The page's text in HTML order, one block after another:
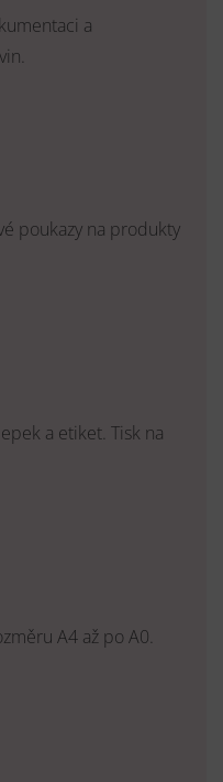
a
poukazy na produkty
a etiket. Tisk na
A4 až po A0.